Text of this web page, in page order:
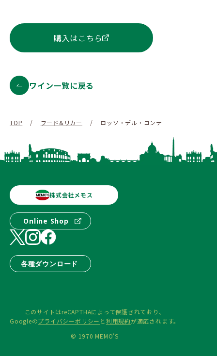
購入はこちら
ワイン一覧に戻る
TOP / フード&リカー / ロッソ・デル・コンテ
株式会社メモス
Online Shop
各種ダウンロード
このサイトはreCAPTHAによって保護されており、
Googleのプライバシーポリシー と利用規約が適応されます。
© 1970 MEMO'S